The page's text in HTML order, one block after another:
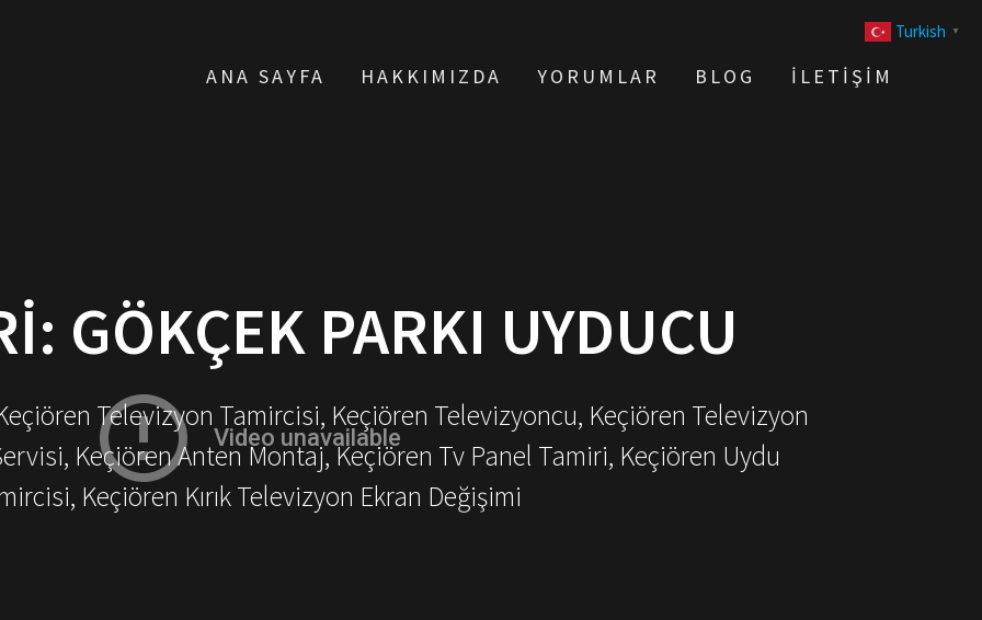
ANA SAYFA HAKKIMIZDA YORUMLAR BLOG İLETIŞIM
GÖKÇEK PARKI UYDUCU
Televizyon Tamircisi, Keçiören Televizyoncu, Keçiören Televizyon
Keçiören Anten Montaj, Keçiören Tv Panel Tamiri, Keçiören Uydu
Keçiören Kırık Televizyon Ekran Değişimi
Turkish ▼